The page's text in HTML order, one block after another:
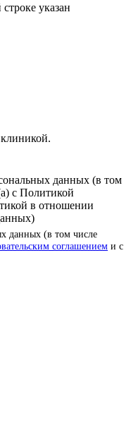
указан
данных (в том
с Политикой
в отношении
данных (в том числе
соглашением и с